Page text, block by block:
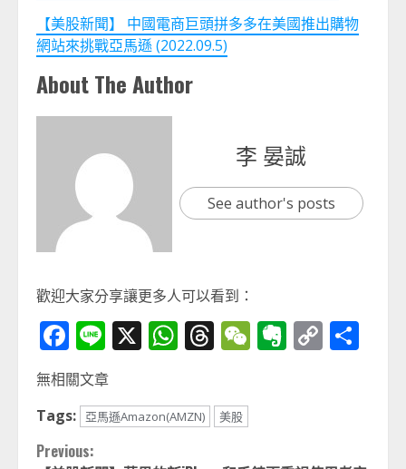
【美股新聞】 中國電商巨頭拼多多在美國推出購物
網站來挑戰亞馬遜 (2022.09.5)
About The Author
李 晏誠
See author's posts
歡迎大家分享讓更多人可以看到：
Facebook
Line
X WhatsApp
Threads
WeChat
Evernote
Copy
無相關文章
Tags:
亞馬遜Amazon(AMZN) 美股
Continue
Previous: